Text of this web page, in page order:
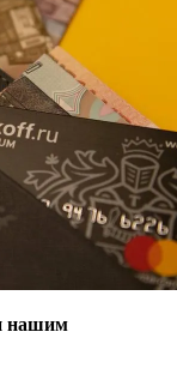
нашим